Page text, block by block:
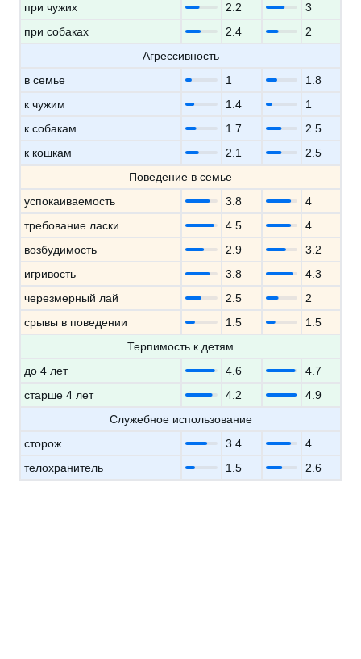
при чужих
2.2
3
при собаках
2.4
2
Агрессивность
в семье
1
1.8
к чужим
1.4
1
к собакам
1.7
2.5
к кошкам
2.1
2.5
Поведение в семье
успокаиваемость
3.8
4
требование ласки
4.5
4
возбудимость
2.9
3.2
игривость
3.8
4.3
черезмерный лай
2.5
2
срывы в поведении
1.5
1.5
Терпимость к детям
до 4 лет
4.6
4.7
старше 4 лет
4.2
4.9
Служебное использование
сторож
3.4
4
телохранитель
1.5 2.6